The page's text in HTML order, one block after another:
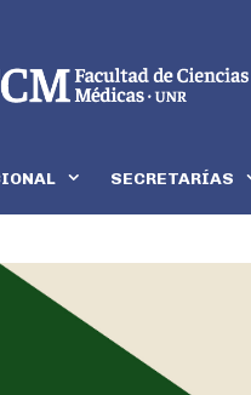
SECRETARÍAS